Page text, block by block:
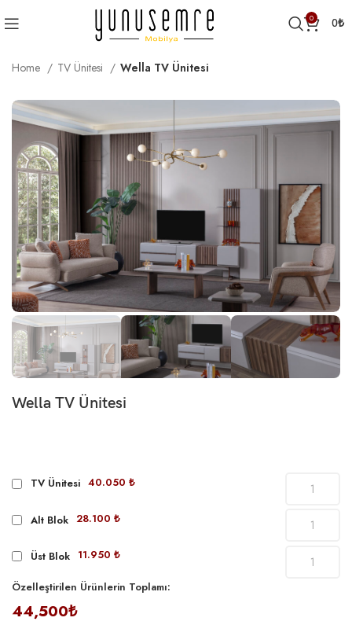
0 0₺
Home TV Ünitesi Wella TV Ünitesi
Wella TV Ünitesi
TV Ünitesi 40.050 ₺
Alt Blok 28.100 ₺
Üst Blok 11.950 ₺
Özelleştirilen Ürünlerin Toplamı:
44,500₺